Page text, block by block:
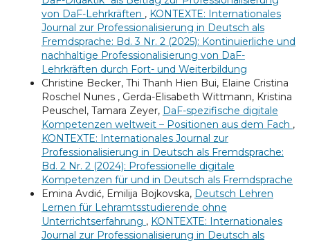
von DaF-Lehrkräften , KONTEXTE: Internationales
Journal zur Professionalisierung in Deutsch als
Fremdsprache: Bd. 3 Nr. 2 (2025): Kontinuierliche und
nachhaltige Professionalisierung von DaF-
Lehrkräften durch Fort- und Weiterbildung
Christine Becker, Thi Thanh Hien Bui, Elaine Cristina
Roschel Nunes , Gerda-Elisabeth Wittmann, Kristina
Peuschel, Tamara Zeyer, DaF-spezifische digitale
Kompetenzen weltweit – Positionen aus dem Fach ,
KONTEXTE: Internationales Journal zur
Professionalisierung in Deutsch als Fremdsprache:
Bd. 2 Nr. 2 (2024): Professionelle digitale
Kompetenzen für und in Deutsch als Fremdsprache
Emina Avdić, Emilija Bojkovska, Deutsch Lehren
Lernen für Lehramtsstudierende ohne
Unterrichtserfahrung , KONTEXTE: Internationales
Journal zur Professionalisierung in Deutsch als